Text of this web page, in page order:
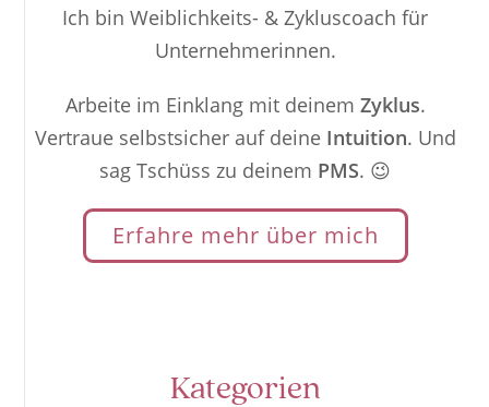
Ich bin Weiblichkeits- & Zykluscoach für
Unternehmerinnen.
Arbeite im Einklang mit deinem Zyklus.
Vertraue selbstsicher auf deine Intuition. Und
sag Tschüss zu deinem PMS. 😉
Erfahre mehr über mich
Kategorien